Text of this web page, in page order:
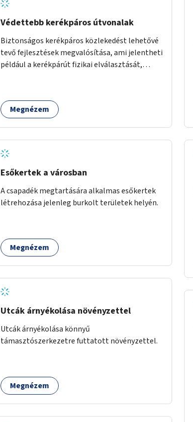
Védettebb kerékpáros útvonalak
Biztonságos kerékpáros közlekedést lehetővé
tevő fejlesztések megvalósítása, ami jelentheti
például a kerékpárút fizikai elválasztását,
különösen a veszélyesebb kereszteződésekben,
vagy akár egyes egyirányú utcák megnyitását
Megnézem
Esőkertek a városban
A csapadék megtartására alkalmas esőkertek
létrehozása jelenleg burkolt területek helyén.
Megnézem
Utcák árnyékolása növényzettel
Utcák árnyékolása könnyű
támasztószerkezetre futtatott növényzettel.
Megnézem